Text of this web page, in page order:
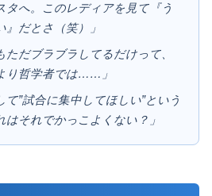
タへ。このレディアを見て『う
』だとさ（笑）」
ただブラブラしてるだけって、
り哲学者では……」
て”試合に集中してほしい”という
はそれでかっこよくない？」